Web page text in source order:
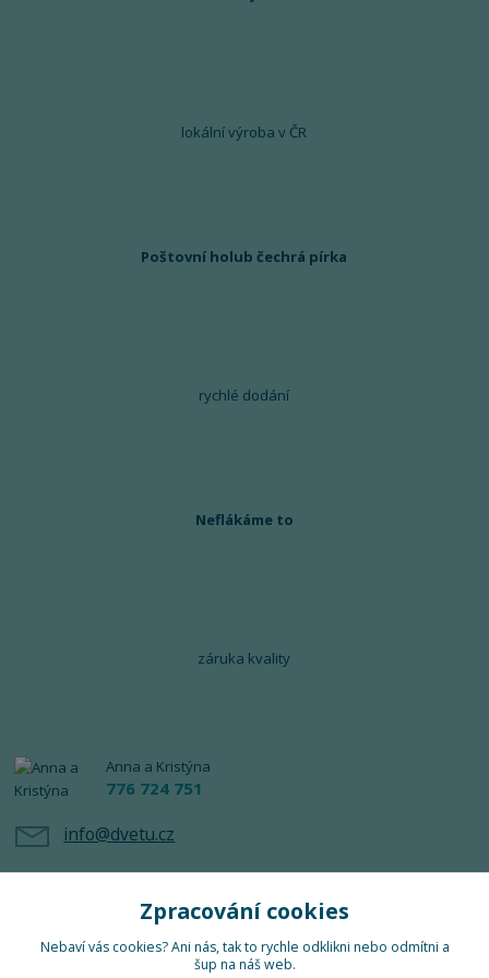
lokální výroba v ČR
Poštovní holub čechrá pírka
rychlé dodání
Neflákáme to
záruka kvality
Anna a Kristýna
776 724 751
info@dvetu.cz
Zpracování cookies
Nebaví vás cookies? Ani nás, tak to rychle odklikni nebo odmítni a
šup na náš web.